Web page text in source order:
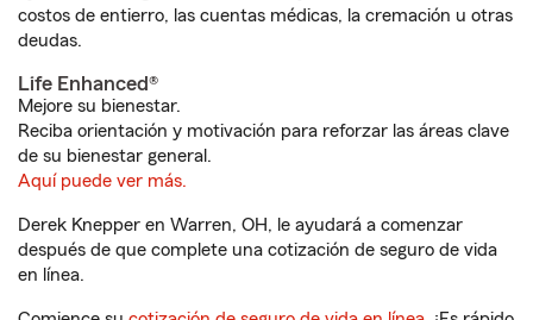
costos de entierro, las cuentas médicas, la cremación u otras
deudas.
Life Enhanced®
Mejore su bienestar.
Reciba orientación y motivación para reforzar las áreas clave
de su bienestar general.
Aquí puede ver más.
Derek Knepper en Warren, OH, le ayudará a comenzar
después de que complete una cotización de seguro de vida
en línea.